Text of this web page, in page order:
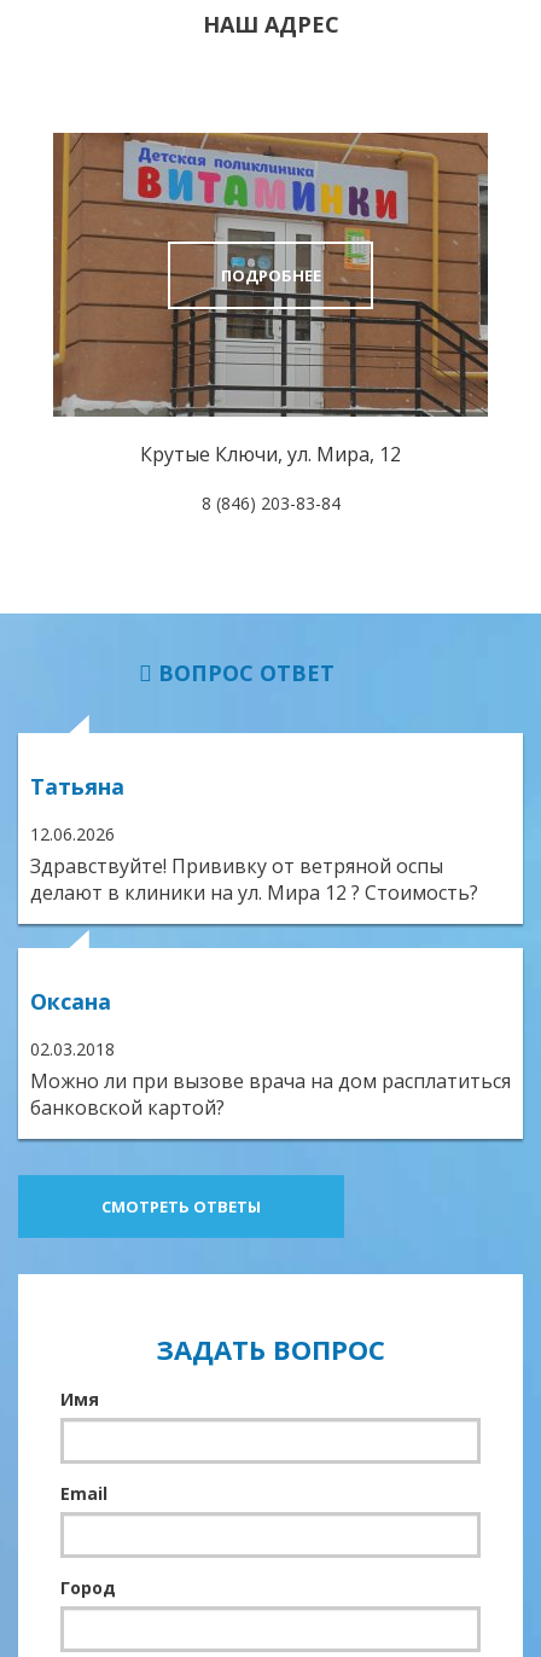
НАШ АДРЕС
ПОДРОБНЕЕ
Крутые Ключи, ул. Мира, 12
8 (846) 203-83-84
ВОПРОС ОТВЕТ
Татьяна
12.06.2026
Здравствуйте! Прививку от ветряной оспы
делают в клиники на ул. Мира 12 ? Стоимость?
Оксана
02.03.2018
Можно ли при вызове врача на дом расплатиться
банковской картой?
СМОТРЕТЬ ОТВЕТЫ
ЗАДАТЬ ВОПРОС
Имя
Email
Город